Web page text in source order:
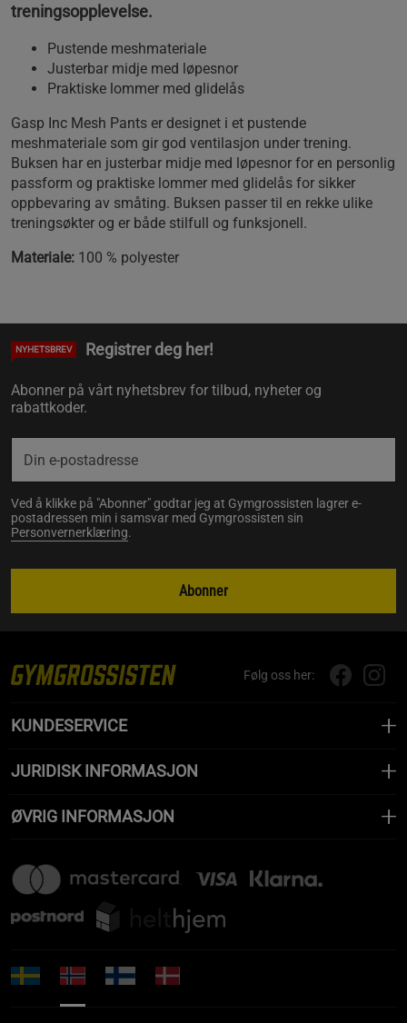
treningsopplevelse.
Pustende meshmateriale
Justerbar midje med løpesnor
Praktiske lommer med glidelås
Gasp Inc Mesh Pants er designet i et pustende
meshmateriale som gir god ventilasjon under trening.
Buksen har en justerbar midje med løpesnor for en personlig
passform og praktiske lommer med glidelås for sikker
oppbevaring av småting. Buksen passer til en rekke ulike
treningsøkter og er både stilfull og funksjonell.
Materiale: 100 % polyester
NYHETSBREV Registrer deg her!
Abonner på vårt nyhetsbrev for tilbud, nyheter og
rabattkoder.
Ved å klikke på "Abonner" godtar jeg at Gymgrossisten lagrer e-
postadressen min i samsvar med Gymgrossisten sin
Personvernerklæring.
Abonner
Følg oss her:
KUNDESERVICE
JURIDISK INFORMASJON
ØVRIG INFORMASJON